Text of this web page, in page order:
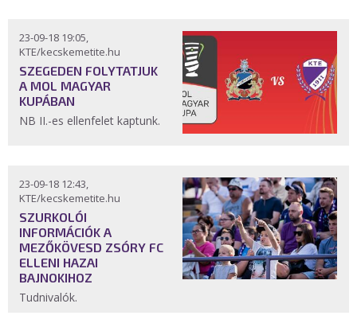
23-09-18 19:05,
KTE/kecskemetite.hu
SZEGEDEN FOLYTATJUK
A MOL MAGYAR
KUPÁBAN
NB II.-es ellenfelet kaptunk.
23-09-18 12:43,
KTE/kecskemetite.hu
SZURKOLÓI
INFORMÁCIÓK A
MEZŐKÖVESD ZSÓRY FC
ELLENI HAZAI
BAJNOKIHOZ
Tudnivalók.